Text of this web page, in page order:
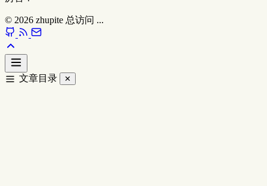
© 2026 zhupite 总访问 ...
文章目录 ✕